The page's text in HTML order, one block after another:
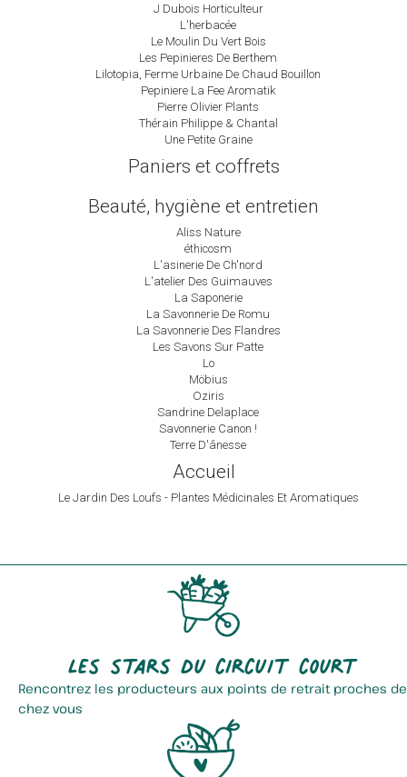
J Dubois Horticulteur
L'herbacée
Le Moulin Du Vert Bois
Les Pepinieres De Berthem
Lilotopia, Ferme Urbaine De Chaud Bouillon
Pepiniere La Fee Aromatik
Pierre Olivier Plants
Thérain Philippe & Chantal
Une Petite Graine
Paniers et coffrets
Beauté, hygiène et entretien
Aliss Nature
éthicosm
L'asinerie De Ch'nord
L'atelier Des Guimauves
La Saponerie
La Savonnerie De Romu
La Savonnerie Des Flandres
Les Savons Sur Patte
Lo
Möbius
Oziris
Sandrine Delaplace
Savonnerie Canon !
Terre D'ânesse
Accueil
Le Jardin Des Loufs - Plantes Médicinales Et Aromatiques
Les stars du circuit court
Rencontrez les producteurs aux points de retrait proches de
chez vous